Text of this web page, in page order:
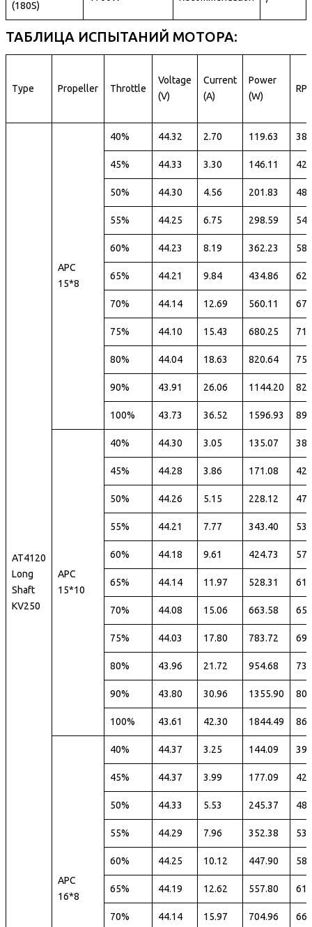
(180S)
ТАБЛИЦА ИСПЫТАНИЙ МОТОРА:
Type Propeller Throttle
Voltage
(V)
Current
(A)
Power
(W)
AT4120
Long
Shaft
KV250
APC
15*8
40% 44.32 2.70 119.63
45% 44.33 3.30 146.11
50% 44.30 4.56 201.83
55% 44.25 6.75 298.59
60% 44.23 8.19 362.23
65% 44.21 9.84 434.86
70% 44.14 12.69 560.11
75% 44.10 15.43 680.25
80% 44.04 18.63 820.64
90% 43.91 26.06 1144.20
100% 43.73 36.52 1596.93
APC
15*10
40% 44.30 3.05 135.07
45% 44.28 3.86 171.08
50% 44.26 5.15 228.12
55% 44.21 7.77 343.40
60% 44.18 9.61 424.73
65% 44.14 11.97 528.31
70% 44.08 15.06 663.58
75% 44.03 17.80 783.72
80% 43.96 21.72 954.68
90% 43.80 30.96 1355.90
100% 43.61 42.30 1844.49
APC
16*8
40% 44.37 3.25 144.09
45% 44.37 3.99 177.09
50% 44.33 5.53 245.37
55% 44.29 7.96 352.38
60% 44.25 10.12 447.90
65% 44.19 12.62 557.80
70% 44.14 15.97 704.96